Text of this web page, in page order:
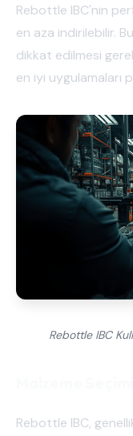
Rebottle IBC'nin
en aza indirilebilir.
dikkat edilmesi
en iyi uygulamaları
Rebottle IBC
Rebottle IBC,